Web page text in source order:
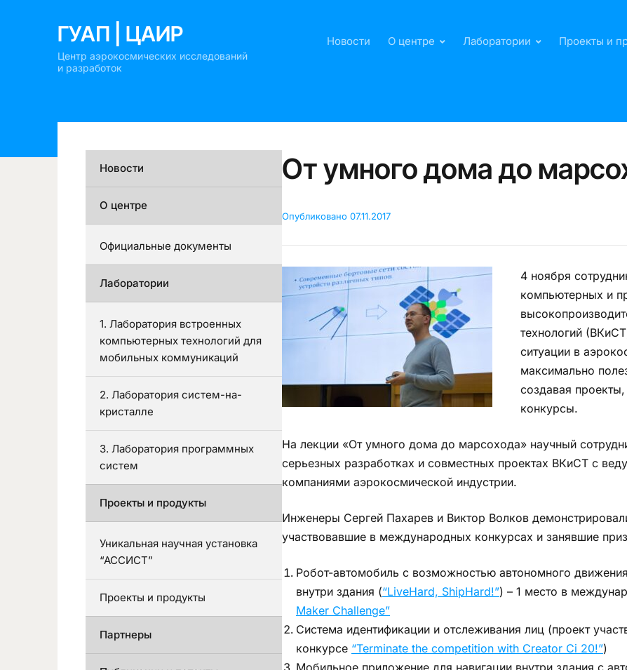
ГУАП | ЦАИР
Центр аэрокосмических исследований
и разработок
Новости О центре Лаборатории Проекты и
От умного дома до
Опубликовано 07.11.2017
4 ноября
компьютерных и
технологий
ситуации в
максимально
создавая
конкурсы.
На лекции «От умного дома до марсохода» научный
серьезных разработках и совместных проектах ВКиСТ с
компаниями аэрокосмической индустрии.
Инженеры Сергей Пахарев и Виктор Волков
участвовавшие в международных конкурсах и занявшие
Робот-автомобиль с возможностью автономного
внутри здания (“LiveHard, ShipHard!”) – 1 место в
Maker Challenge”
Система идентификации и отслеживания лиц (проект
конкурсе “Terminate the competition with Creator Ci 20!”)
Мобильное приложение для навигации внутри здания с
Новости
О центре
Официальные документы
Лаборатории
1. Лаборатория встроенных
компьютерных технологий для
мобильных коммуникаций
2. Лаборатория систем-на-
кристалле
3. Лаборатория программных
систем
Проекты и продукты
Уникальная научная установка
“АССИСТ”
Проекты и продукты
Партнеры